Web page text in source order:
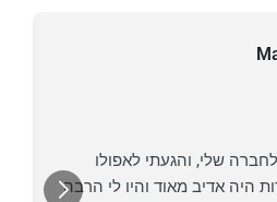
שלי, והגעתי לאפולו
היה אדיב מאוד והיו לי הרבה